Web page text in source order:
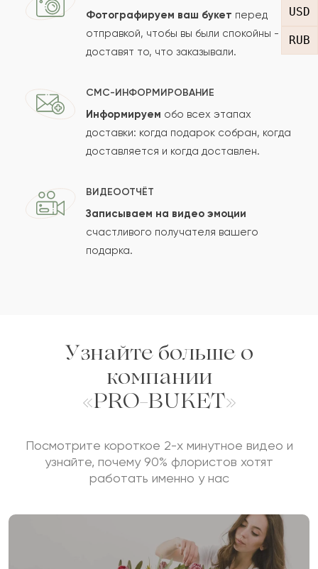
USD
RUB
Ваш e-mail
Рейтинг:
Отзыв будет опубликован после проверки.
Проверяем на спам.
ОСТАВИТЬ ОТЗЫВ
Фотографируем ваш букет перед
отправкой, чтобы вы были спокойны -
доставят то, что заказывали.
СМС-ИНФОРМИРОВАНИЕ
Информируем обо всех этапах
доставки: когда подарок собран, когда
доставляется и когда доставлен.
ВИДЕООТЧЁТ
Записываем на видео эмоции
счастливого получателя вашего
подарка.
Узнайте больше о
компании
«PRO-BUKET»
Посмотрите короткое 2-х минутное видео и
узнайте, почему 90% флористов хотят
работать именно у нас